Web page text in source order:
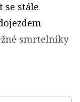
se stále
smrtelníky